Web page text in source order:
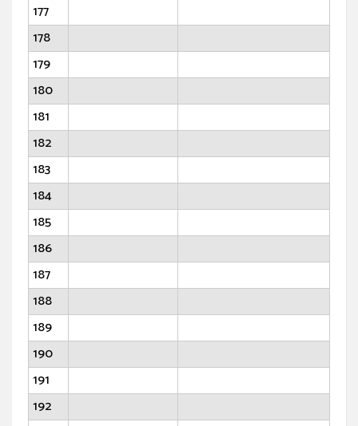
177
178
179
180
181
182
183
184
185
186
187
188
189
190
191
192